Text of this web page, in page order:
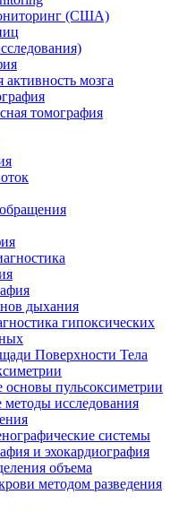
(США)
активность мозга
томография
дыхания
гипоксических
Поверхности Тела
основы пульсоксиметрии
исследования
системы
и эхокардиография
объема
методом разведения